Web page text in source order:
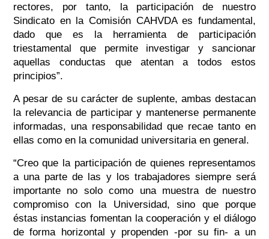
rectores, por tanto, la participación de nuestro
Sindicato en la Comisión CAHVDA es fundamental,
dado que es la herramienta de participación
triestamental que permite investigar y sancionar
aquellas conductas que atentan a todos estos
principios”.
A pesar de su carácter de suplente, ambas destacan
la relevancia de participar y mantenerse permanente
informadas, una responsabilidad que recae tanto en
ellas como en la comunidad universitaria en general.
“Creo que la participación de quienes representamos
a una parte de las y los trabajadores siempre será
importante no solo como una muestra de nuestro
compromiso con la Universidad, sino que porque
éstas instancias fomentan la cooperación y el diálogo
de forma horizontal y propenden -por su fin- a un